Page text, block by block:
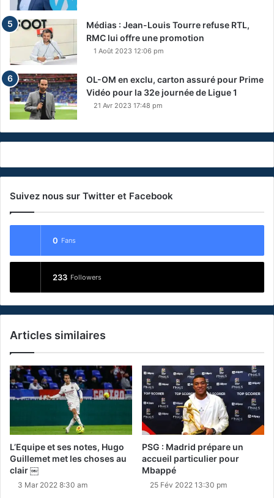
Médias : Jean-Louis Tourre refuse RTL,
RMC lui offre une promotion
1 Août 2023 12:06 pm
OL-OM en exclu, carton assuré pour Prime
Vidéo pour la 32e journée de Ligue 1
21 Avr 2023 17:48 pm
Suivez nous sur Twitter et Facebook
0 Fans
233 Followers
Articles similaires
L’Equipe et ses notes, Hugo
Guillemet met les choses au
clair ￼
3 Mar 2022 8:30 am
PSG : Madrid prépare un
accueil particulier pour
Mbappé
25 Fév 2022 13:30 pm